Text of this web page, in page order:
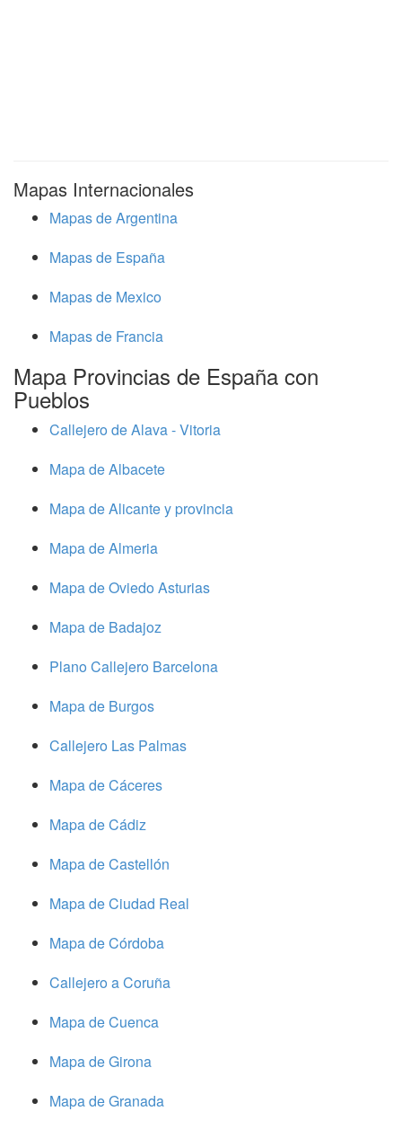
Mapas Internacionales
Mapas de Argentina
Mapas de España
Mapas de Mexico
Mapas de Francia
Mapa Provincias de España con
Pueblos
Callejero de Alava - Vitoria
Mapa de Albacete
Mapa de Alicante y provincia
Mapa de Almeria
Mapa de Oviedo Asturias
Mapa de Badajoz
Plano Callejero Barcelona
Mapa de Burgos
Callejero Las Palmas
Mapa de Cáceres
Mapa de Cádiz
Mapa de Castellón
Mapa de Ciudad Real
Mapa de Córdoba
Callejero a Coruña
Mapa de Cuenca
Mapa de Girona
Mapa de Granada